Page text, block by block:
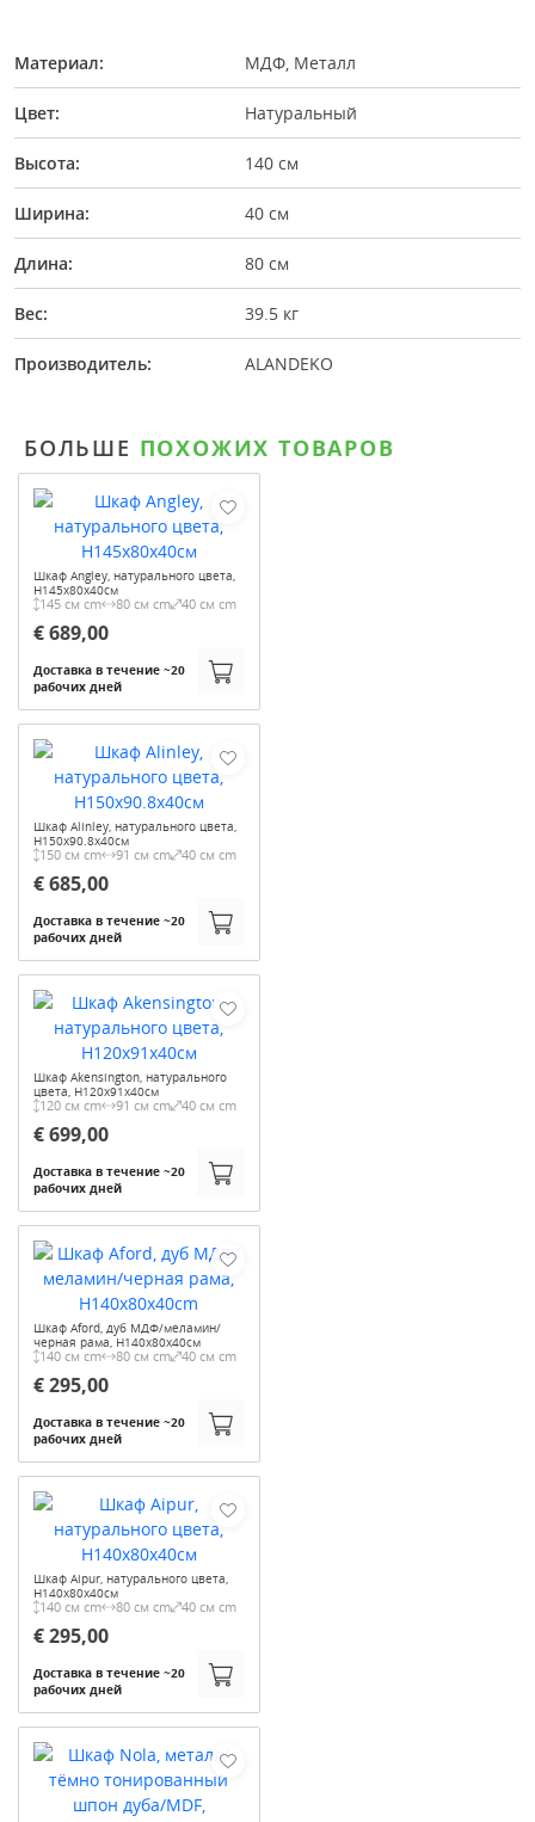
Материал: МДФ, Металл
Цвет: Натуральный
Высота: 140 см
Ширина: 40 см
Длина: 80 см
Вес: 39.5 кг
Производитель: ALANDEKO
БОЛЬШЕ ПОХОЖИХ ТОВАРОВ
Шкаф Angley, натурального цвета,
H145x80x40см
145 см cm 80 см cm 40 см cm
€ 689,00
Доставка в течение ~20
рабочих дней
Шкаф Alinley, натурального цвета,
H150x90.8x40см
150 см cm 91 см cm 40 см cm
€ 685,00
Доставка в течение ~20
рабочих дней
Шкаф Akensington, натурального
цвета, H120x91x40см
120 см cm 91 см cm 40 см cm
€ 699,00
Доставка в течение ~20
рабочих дней
Шкаф Aford, дуб МДФ/меламин/
чернaя рама, H140x80x40см
140 см cm 80 см cm 40 см cm
€ 295,00
Доставка в течение ~20
рабочих дней
Шкаф Aipur, натурального цвета,
H140x80x40см
140 см cm 80 см cm 40 см cm
€ 295,00
Доставка в течение ~20
рабочих дней